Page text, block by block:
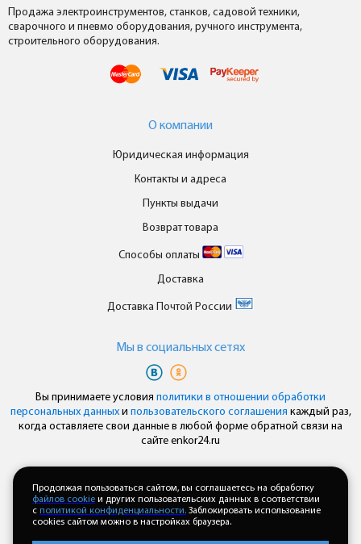
Продажа электроинструментов, станков, садовой техники,
сварочного и пневмо оборудования, ручного инструмента,
строительного оборудования.
О компании
Юридическая информация
Контакты и адреса
Пункты выдачи
Возврат товара
Способы оплаты
Доставка
Доставка Почтой России
Мы в cоциальных сетях
Вы принимаете условия политики в отношении обработки
персональных данныхи пользовательского соглашения каждый раз,
когда оставляете свои данные в любой форме обратной связи на
сайте enkor24.ru
Мобильный сайт сделан в
Полная версия сайта
Продолжая пользоваться сайтом, вы соглашаетесь на обработку
файлов cookie и других пользовательских данных в соответствии
с политикой конфиденциальности. Заблокировать использование
cookies сайтом можно в настройках браузера.